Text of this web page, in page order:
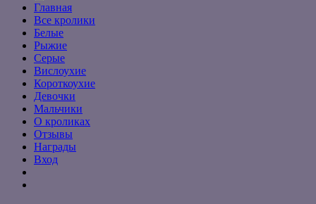
Главная
Все кролики
Белые
Рыжие
Серые
Вислоухие
Короткоухие
Девочки
Мальчики
О кроликах
Отзывы
Награды
Вход